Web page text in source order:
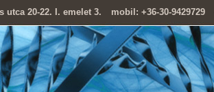
utca 20-22. I. emelet 3. mobil: +36-30-9429729